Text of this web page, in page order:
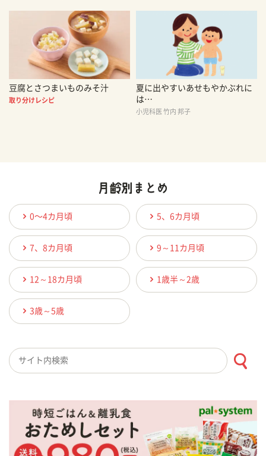
豆腐とさつまいものみそ汁
取り分けレシピ
夏に出やすいあせもやかぶれに
は…
小児科医 竹内 邦子
0〜4カ月頃 5、6カ月頃
7、8カ月頃 9～11カ月頃
12～18カ月頃 1歳半～2歳
3歳～5歳
検索キーワード入力